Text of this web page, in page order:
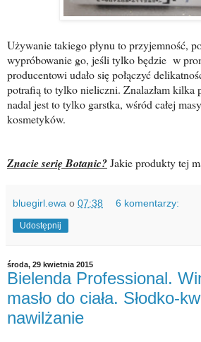
Używanie takiego płynu to przyjemność,
wypróbowanie go, jeśli tylko będzie w
producentowi udało się połączyć
potrafią to tylko nieliczni. Znalazłam kilka
nadal jest to tylko garstka, wśród całej
kosmetyków.
Znacie serię Botanic?Jakie produkty tej
bluegirl.ewa o 07:38 6 komentarzy:
Udostępnij
środa, 29 kwietnia 2015
Bielenda Professional.
masło do ciała. Słodko-
nawilżanie